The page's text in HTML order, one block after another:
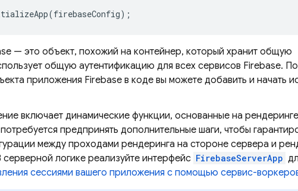
(firebaseConfig);
— это объект, похожий на контейнер, который хранит общую
общую аутентификацию для всех сервисов Firebase.
приложения Firebase в коде вы можете добавить и начать
включает динамические функции, основанные на
предпринять дополнительные шаги, чтобы
между проходами рендеринга на стороне сервера и
логике реализуйте интерфейс FirebaseServerApp
сессиями вашего приложения с помощью сервис-